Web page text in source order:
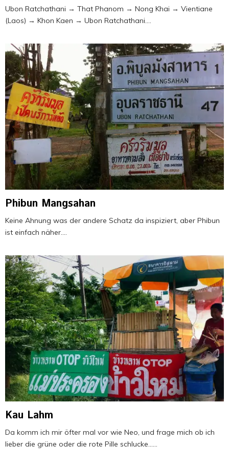
Ubon Ratchathani → That Phanom → Nong Khai → Vientiane
(Laos) → Khon Kaen → Ubon Ratchathani....
Phibun Mangsahan
Keine Ahnung was der andere Schatz da inspiziert, aber Phibun
ist einfach näher....
Kau Lahm
Da komm ich mir öfter mal vor wie Neo, und frage mich ob ich
lieber die grüne oder die rote Pille schlucke......